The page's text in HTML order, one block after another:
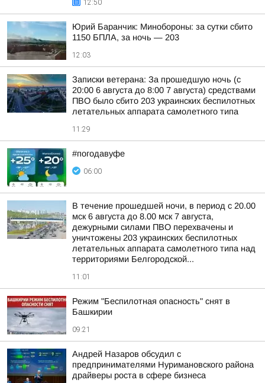
12:50
Юрий Баранчик: Минобороны: за сутки сбито
1150 БПЛА, за ночь — 203
12:03
Записки ветерана: За прошедшую ночь (с
20:00 6 августа до 8:00 7 августа) средствами
ПВО было сбито 203 украинских беспилотных
летательных аппарата самолетного типа
11:29
#погодавуфе
06:00
В течение прошедшей ночи, в период с 20.00
мск 6 августа до 8.00 мск 7 августа,
дежурными силами ПВО перехвачены и
уничтожены 203 украинских беспилотных
летательных аппарата самолетного типа над
территориями Белгородской...
11:01
Режим "Беспилотная опасность" снят в
Башкирии
09:21
Андрей Назаров обсудил с
предпринимателями Нуримановского района
драйверы роста в сфере бизнеса